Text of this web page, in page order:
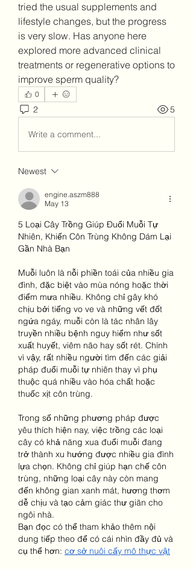
tried the usual supplements and
lifestyle changes, but the progress
is very slow. Has anyone here
explored more advanced clinical
treatments or regenerative options to
improve sperm quality?
0
2 5
Write a comment...
Newest
engine.aszm888
May 13
5 Loại Cây Trồng Giúp Đuổi Muỗi Tự
Nhiên, Khiến Côn Trùng Không Dám Lại
Gần Nhà Bạn
Muỗi luôn là nỗi phiền toái của nhiều gia
đình, đặc biệt vào mùa nóng hoặc thời
điểm mưa nhiều. Không chỉ gây khó
chịu bởi tiếng vo ve và những vết đốt
ngứa ngáy, muỗi còn là tác nhân lây
truyền nhiều bệnh nguy hiểm như sốt
xuất huyết, viêm não hay sốt rét. Chính
vì vậy, rất nhiều người tìm đến các giải
pháp đuổi muỗi tự nhiên thay vì phụ
thuộc quá nhiều vào hóa chất hoặc
thuốc xịt côn trùng.
Trong số những phương pháp được
yêu thích hiện nay, việc trồng các loại
cây có khả năng xua đuổi muỗi đang
trở thành xu hướng được nhiều gia đình
lựa chọn. Không chỉ giúp hạn chế côn
trùng, những loại cây này còn mang
đến không gian xanh mát, hương thơm
dễ chịu và tạo cảm giác thư giãn cho
ngôi nhà.
Bạn đọc có thể tham khảo thêm nội
dung tiếp theo để có cái nhìn đầy đủ và
cụ thể hơn: cơ sở nuôi cấy mô thực vật